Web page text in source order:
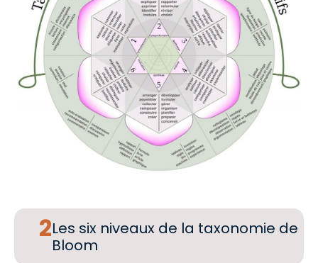
Les six niveaux de la taxonomie de
Bloom